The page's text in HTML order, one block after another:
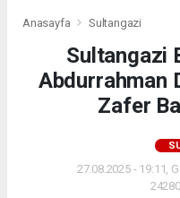
Anasayfa Sultangazi
Sultangazi
Abdurrahman
Zafer
27.08.2025 - 19:11,